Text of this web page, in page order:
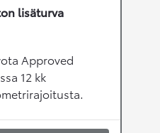
lisäturva
Approved
12 kk